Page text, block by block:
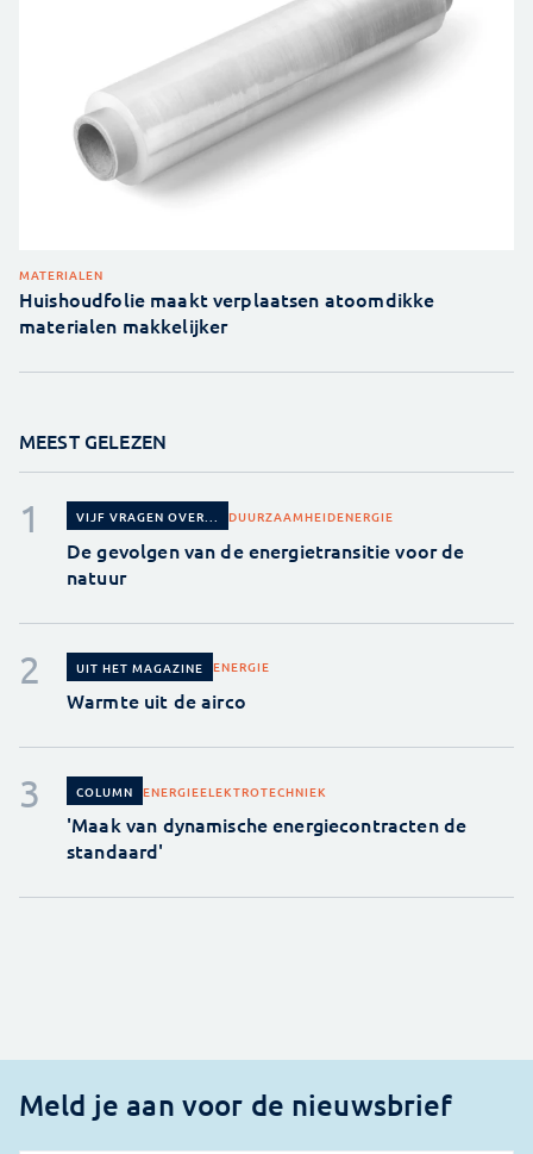
MATERIALEN
Huishoudfolie maakt verplaatsen atoomdikke
materialen makkelijker
MEEST GELEZEN
VIJF VRAGEN OVER... DUURZAAMHEIDENERGIE
De gevolgen van de energietransitie voor de
natuur
UIT HET MAGAZINE ENERGIE
Warmte uit de airco
COLUMN ENERGIEELEKTROTECHNIEK
'Maak van dynamische energiecontracten de
standaard'
Meld je aan voor de nieuwsbrief